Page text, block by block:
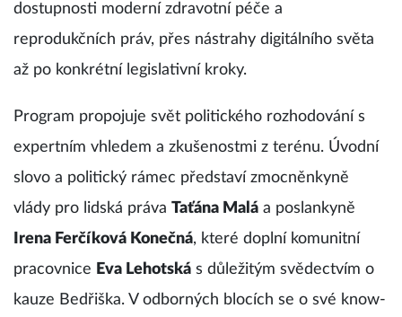
dostupnosti moderní zdravotní péče a
reprodukčních práv, přes nástrahy digitálního světa
až po konkrétní legislativní kroky.
Program propojuje svět politického rozhodování s
expertním vhledem a zkušenostmi z terénu. Úvodní
slovo a politický rámec představí zmocněnkyně
vlády pro lidská práva Taťána Malá a poslankyně
Irena Ferčíková Konečná, které doplní komunitní
pracovnice Eva Lehotská s důležitým svědectvím o
kauze Bedřiška. V odborných blocích se o své know-